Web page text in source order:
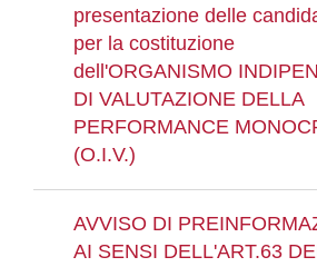
presentazione delle
per la costituzione
dell'ORGANISMO
DI VALUTAZIONE DELLA
PERFORMANCE
(O.I.V.)
AVVISO DI
AI SENSI DELL'ART.63